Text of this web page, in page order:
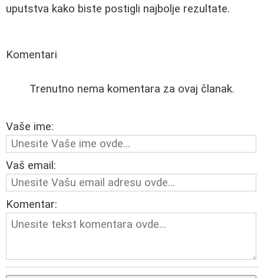
uputstva kako biste postigli najbolje rezultate.
Komentari
Trenutno nema komentara za ovaj članak.
Vaše ime:
Vaš email:
Komentar: